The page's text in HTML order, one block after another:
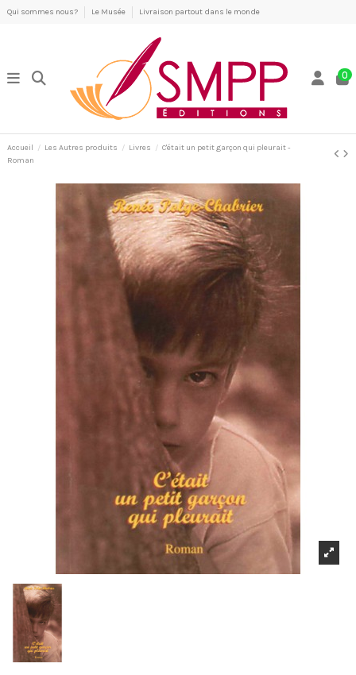
Qui sommes nous? Le Musée Livraison partout dans le monde
0
Accueil Les Autres produits Livres
C'était un petit garçon qui pleurait -
Roman